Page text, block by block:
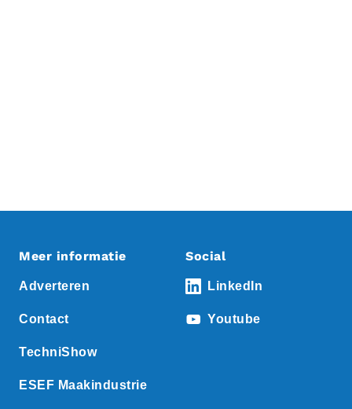
Meer informatie
Adverteren
Contact
TechniShow
ESEF Maakindustrie
Social
LinkedIn
Youtube